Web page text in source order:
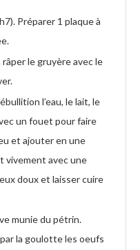
Préparer 1 plaque à
le gruyère avec le
l’eau, le lait, le
un fouet pour faire
et ajouter en une
vivement avec une
doux et laisser cuire
munie du pétrin.
la goulotte les oeufs